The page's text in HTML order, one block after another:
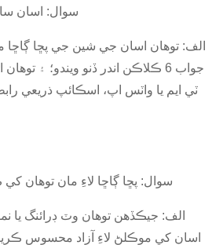
سوال: اسان
الف: توهان اسان جي شين جي پڇا ڳاڇا
جواب 6 ڪلاڪن اندر ڏنو ويندو؛ ۽
ٽي ايم يا واٽس اپ، اسڪائپ ذريعي
سوال: پڇا ڳاڇا لاءِ مان توهان
الف: جيڪڏهن توهان وٽ ڊرائنگ يا
اسان کي موڪلڻ لاءِ آزاد محسوس